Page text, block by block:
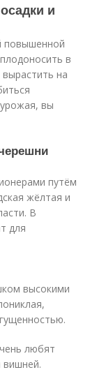
и
повышенной
в
на
вы
путём
жёлтая и
В
для
высокими
любят
вишней.